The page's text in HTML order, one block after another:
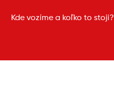
Kde vozíme a koľko to stoji?